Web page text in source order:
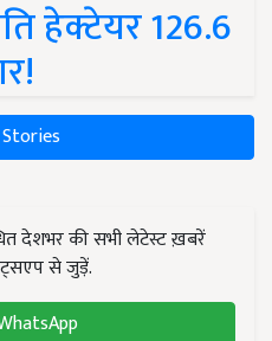
हेक्टेयर 126.6
देशभर की सभी लेटेस्ट ख़बरें
से जुड़ें.